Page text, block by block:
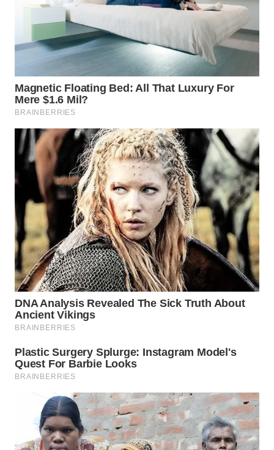
WN
INDRAMAYU
KUNINGAN
WN
MAJALENGKA
WN
SUBANG
WN
SUKABUMI
WN
PURWAKARTA
WN
PRIANGAN
TIMUR
WN
SEMARANG
SOLO
WN